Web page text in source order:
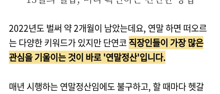
2022년도 벌써 약 2개월이 남았는데요, 연말 하면 떠오르
는 다양한 키워드가 있지만 단연코직장인들이 가장 많은
관심을 기울이는 것이 바로 '연말정산'입니다.
매년 시행하는 연말정산임에도 불구하고, 할 때마다 헷갈